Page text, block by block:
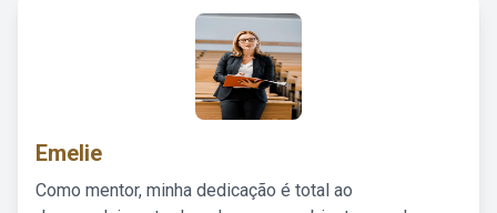
Emelie
Como mentor, minha dedicação é total ao